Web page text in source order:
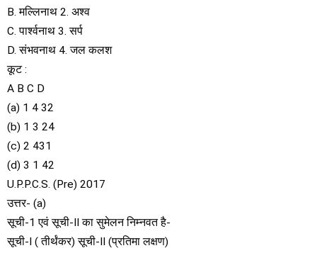
B. मल्लिनाथ 2. अश्व
C. पार्श्वनाथ 3. सर्प
D. संभवनाथ 4. जल कलश
कूट :
A B C D
(a) 1 4 32
(b) 1 3 24
(c) 2 431
(d) 3 1 42
U.P.P.C.S. (Pre) 2017
उत्तर- (a)
सूची-1 एवं सूची-II का सुमेलन निम्नवत है-
सूची-I ( तीर्थंकर) सूची-II (प्रतिमा लक्षण)